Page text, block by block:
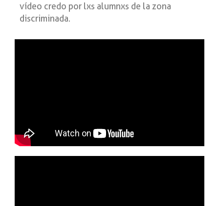
vídeo credo por lxs alumnxs de la zona
discriminada.